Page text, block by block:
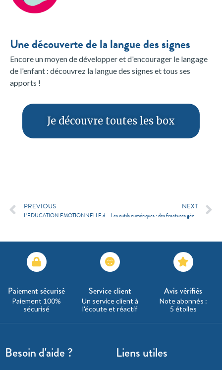
Une découverte de la langue des signes
Encore un moyen de développer et d'encourager le langage
de l'enfant : découvrez la langue des signes et tous ses
apports !
Je découvre toutes les box
PREVIOUS
L’EDUCATION EMOTIONNELLE de la maternelle au lycée – PDF gratuit
NEXT
Les outils numériques : des fractures générationnelles ?
Paiement sécurisé
Paiement 100%
sécurisé
Service client
Un service client à
l'écoute et réactif
Avis vérifiés
Note abonnés :
5 étoiles
Besoin d'aide ? Liens utiles